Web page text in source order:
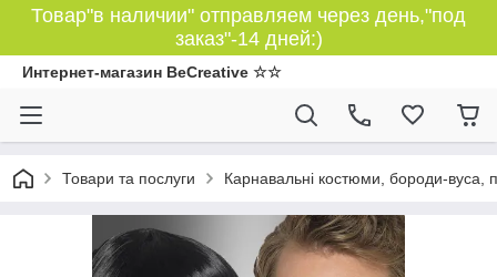
Товар"в наличии" отправляем через день,"под
заказ"-14 дней:)
Интернет-магазин BeCreative ☆☆
Товари та послуги Карнавальні костюми, бороди-вуса,